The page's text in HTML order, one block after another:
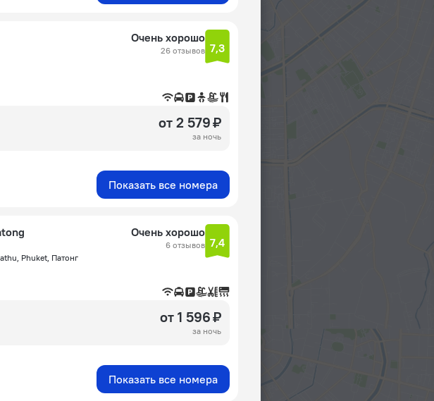
Очень хорошо
26 отзывов 7,3
от 2 579 ₽
за ночь
Показать все номера
Phuket, Патонг
Очень хорошо
6 отзывов 7,4
от 1 596 ₽
за ночь
Показать все номера